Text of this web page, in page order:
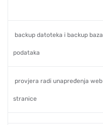
backup datoteka i backup baza
podataka
provjera radi unapređenja web
stranice